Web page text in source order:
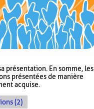
présentation. En somme, les
présentées de manière
acquise.
(2)